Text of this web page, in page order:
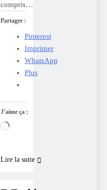
compris…
Partager :
Pinterest
Imprimer
WhatsApp
Plus
J’aime ça :
Chargement…
Lire la suite